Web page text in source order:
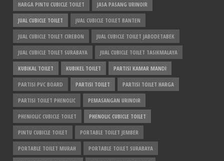
HARGA PINTU CUBICLE TOILET JASA PASANG URINOIR
JUAL CUBICLE TOILET JUAL CUBICLE TOILET BANTEN
JUAL CUBICLE TOILET CIREBON JUAL CUBICLE TOILET JABODETABEK
JUAL CUBICLE TOILET SURABAYA JUAL CUBICLE TOILET TASIKMALAYA
KUBIKAL TOILET KUBIKEL TOILET PARTISI KAMAR MANDI
PARTISI PVC BOARD PARTISI TOILET PARTISI TOILET HARGA
PARTISI TOILET PHENOLIC PEMASANGAN URINOIR
PHENIOLIC CUBICLE TOILET PHENOLIC CUBICLE TOILET
PINTU CUBICLE TOILET PORTABLE TOILET JEMBER
PORTABLE TOILET MURAH PORTABLE TOILET SURABAYA